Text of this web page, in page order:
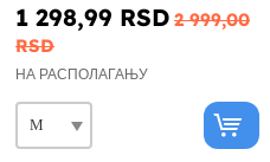
1 298,99 RSD 2 999,00
RSD
НА РАСПОЛАГАЊУ